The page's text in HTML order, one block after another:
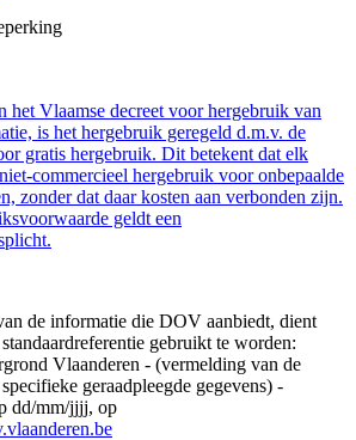
het Vlaamse decreet voor hergebruik van
is het hergebruik geregeld d.m.v. de
gratis hergebruik. Dit betekent dat elk
commercieel hergebruik voor onbepaalde
zonder dat daar kosten aan verbonden zijn.
geldt een
de informatie die DOV aanbiedt, dient
gebruikt te worden:
Vlaanderen - (vermelding van de
geraadpleegde gegevens) -
dd/mm/jjjj, op